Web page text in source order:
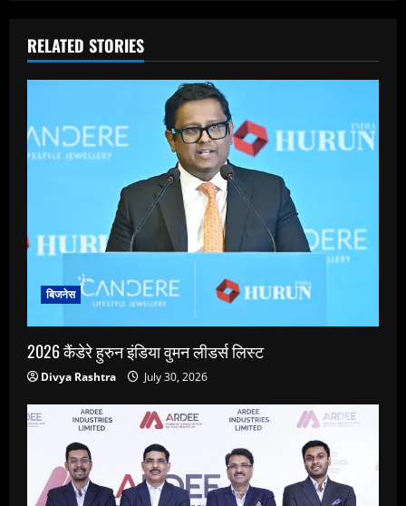
RELATED STORIES
बिजनेस
2026 कैंडेरे हुरुन इंडिया वुमन लीडर्स लिस्ट
Divya Rashtra July 30, 2026